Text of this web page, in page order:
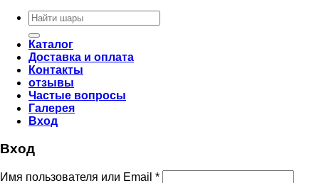
Искать:
Каталог
Доставка и оплата
Контакты
отзывы
Частые вопросы
Галерея
Вход
Вход
Имя пользователя или Email *